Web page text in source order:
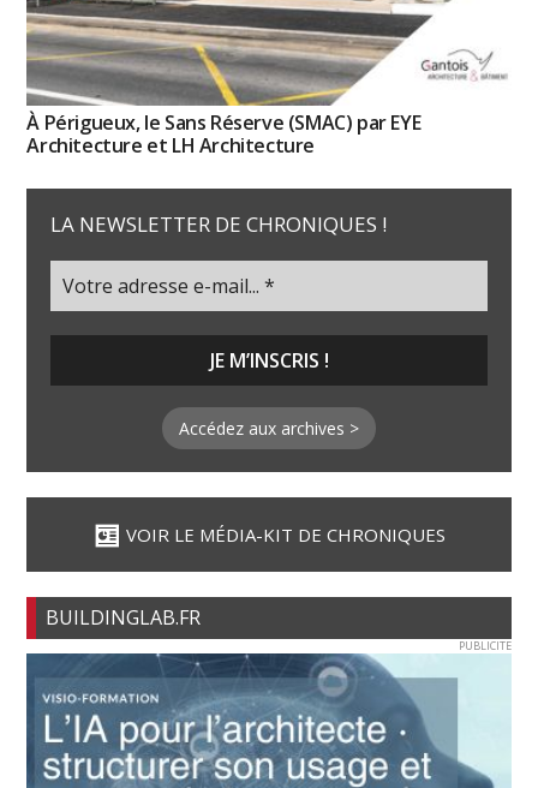
À Périgueux, le Sans Réserve (SMAC) par EYE
Architecture et LH Architecture
LA NEWSLETTER DE CHRONIQUES !
Accédez aux archives >
VOIR LE MÉDIA-KIT DE CHRONIQUES
BUILDINGLAB.FR
PUBLICITE